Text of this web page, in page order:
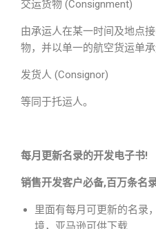
交运货物 (Consignment)
由承运人在某一时间及地点
物，并以单一的航空货运单承
发货人 (Consignor)
等同于托运人。
每月更新名录的开发电子书!
销售开发客户必备,百万条名
里面有每月可更新的名录
境，亚马逊可供下载